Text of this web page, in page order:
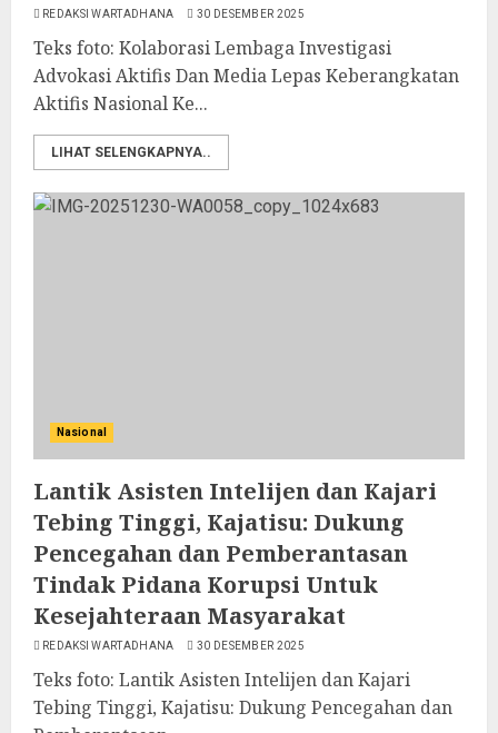
REDAKSI WARTADHANA 30 DESEMBER 2025
Teks foto: Kolaborasi Lembaga Investigasi
Advokasi Aktifis Dan Media Lepas Keberangkatan
Aktifis Nasional Ke...
LIHAT SELENGKAPNYA..
Nasional
Lantik Asisten Intelijen dan Kajari
Tebing Tinggi, Kajatisu: Dukung
Pencegahan dan Pemberantasan
Tindak Pidana Korupsi Untuk
Kesejahteraan Masyarakat
REDAKSI WARTADHANA 30 DESEMBER 2025
Teks foto: Lantik Asisten Intelijen dan Kajari
Tebing Tinggi, Kajatisu: Dukung Pencegahan dan